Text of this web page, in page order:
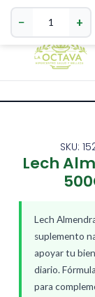
SKU:
Lech
Lech
suplemento
apoyar tu
diario.
para
Lech
Almendras
500Gr
cantidad
− +